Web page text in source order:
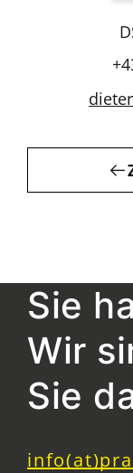
Sie
Wir
Sie